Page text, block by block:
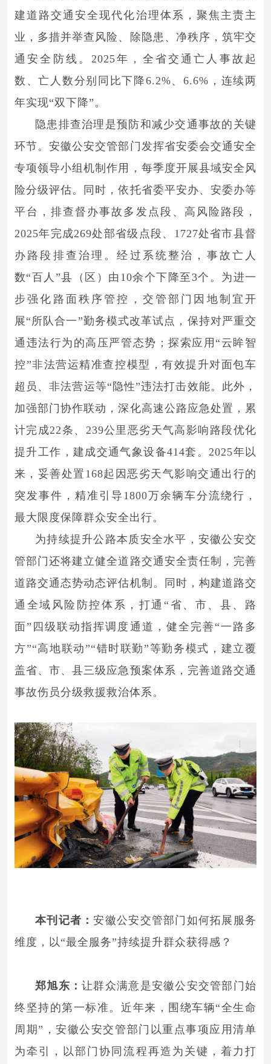
建道路交通安全现代化治理体系，聚焦主责主
业，多措并举查风险、除隐患、净秩序，筑牢交
通安全防线。2025年，全省交通亡人事故起
数、亡人数分别同比下降6.2%、6.6%，连续两
年实现“双下降”。
隐患排查治理是预防和减少交通事故的关键
环节。安徽公安交管部门发挥省安委会交通安全
专项领导小组机制作用，每季度开展县域安全风
险分级评估。同时，依托省委平安办、安委办等
平台，排查督办事故多发点段、高风险路段，
2025年完成269处部省级点段、1727处省市县督
办路段排查治理。经过系统整治，事故亡人
数“百人”县（区）由10余个下降至3个。为进一
步强化路面秩序管控，交管部门因地制宜开
展“所队合一”勤务模式改革试点，保持对严重交
通违法行为的高压严管态势；探索应用“云眸智
控”非法营运精准查控模型，有效提升对面包车
超员、非法营运等“隐性”违法打击效能。此外，
加强部门协作联动，深化高速公路应急处置，累
计完成22条、239公里恶劣天气高影响路段优化
提升工作，建成交通气象设备414套。2025年以
来，妥善处置168起因恶劣天气影响交通出行的
突发事件，精准引导1800万余辆车分流绕行，
最大限度保障群众安全出行。
为持续提升公路本质安全水平，安徽公安交
管部门还将建立健全道路交通安全责任制，完善
道路交通态势动态评估机制。同时，构建道路交
通全域风险防控体系，打通“省、市、县、路
面”四级联动指挥调度通道，健全完善“一路多
方”“高地联动”“错时联勤”等勤务模式，建立覆
盖省、市、县三级应急预案体系，完善道路交通
事故伤员分级救援救治体系。
本刊记者：安徽公安交管部门如何拓展服务
维度，以“最全服务”持续提升群众获得感？
郑旭东：让群众满意是安徽公安交管部门始
终坚持的第一标准。近年来，围绕车辆“全生命
周期”，安徽公安交管部门以重点事项应用清单
为牵引，以部门协同流程再造为关键，着力打